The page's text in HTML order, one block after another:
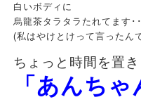
白いボディに
烏龍茶タラタラたれてます･
(私はやけとけって言ったん
ちょっと時間を置き
「あんち